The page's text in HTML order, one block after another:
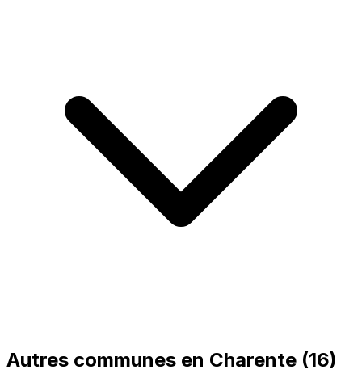
Autres communes en Charente (16)